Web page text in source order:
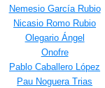
Nemesio García Rubio
Nicasio Romo Rubio
Olegario Ángel
Onofre
Pablo Caballero López
Pau Noguera Trias